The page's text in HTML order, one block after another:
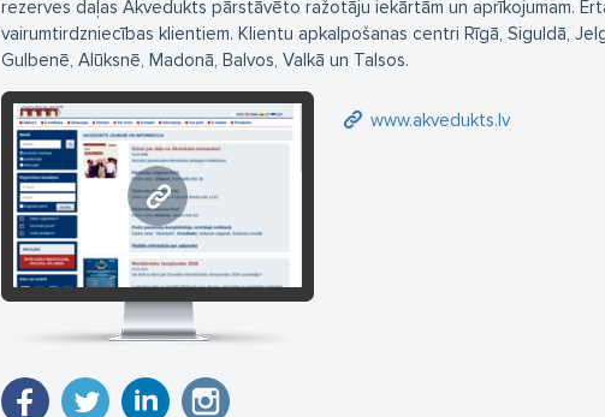
rezerves daļas Akvedukts pārstāvēto ražotāju iekārtām un aprīkojumam.
vairumtirdzniecības klientiem. Klientu apkalpošanas centri Rīgā, Siguldā,
Gulbenē, Alūksnē, Madonā, Balvos, Valkā un Talsos.
www.akvedukts.lv
www.akvedukts.lv